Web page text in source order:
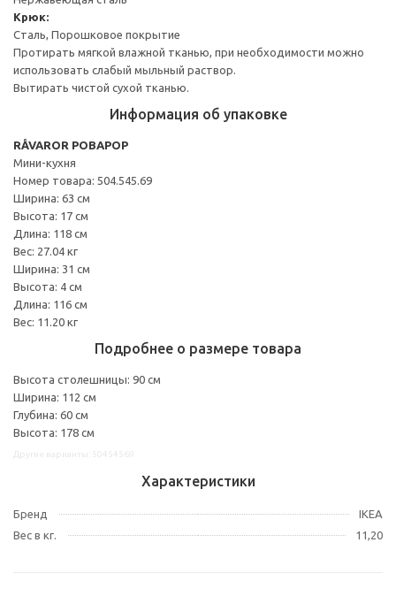
Крюк:
Сталь, Порошковое покрытие
Протирать мягкой влажной тканью, при необходимости можно
использовать слабый мыльный раствор.
Вытирать чистой сухой тканью.
Информация об упаковке
RÅVAROR РОВАРОР
Мини-кухня
Номер товара: 504.545.69
Ширина: 63 см
Высота: 17 см
Длина: 118 см
Вес: 27.04 кг
Ширина: 31 см
Высота: 4 см
Длина: 116 см
Вес: 11.20 кг
Подробнее о размере товара
Высота столешницы: 90 см
Ширина: 112 см
Глубина: 60 см
Высота: 178 см
Характеристики
Бренд
IKEA
Вес в кг.
11,20